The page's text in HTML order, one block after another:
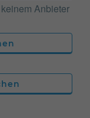
Anbieter